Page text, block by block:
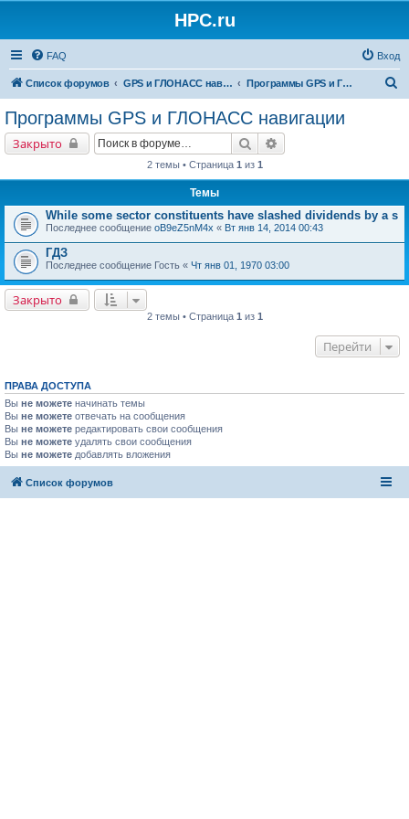
HPC.ru
FAQ Вход
Список форумов GPS и ГЛОНАСС навигация и оборудование для навигации Программы GPS и ГЛОНАСС навигации
Программы GPS и ГЛОНАСС навигации
Закрыто Поиск
2 темы • Страница 1 из 1
Темы
While some sector constituents have slashed dividends by a s
Последнее сообщение oB9eZ5nM4x « Вт янв 14, 2014 00:43
ГДЗ
Последнее сообщение Гость « Чт янв 01, 1970 03:00
Закрыто
2 темы • Страница 1 из 1
Перейти
ПРАВА ДОСТУПА
Вы не можете начинать темы
Вы не можете отвечать на сообщения
Вы не можете редактировать свои сообщения
Вы не можете удалять свои сообщения
Вы не можете добавлять вложения
Список форумов